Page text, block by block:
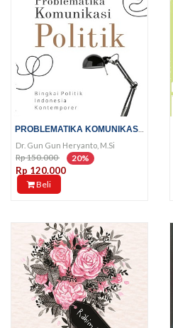
Dr. Gun Gun Heryanto, M.Si
Rp 150.000 20%
Rp 120.000
Beli